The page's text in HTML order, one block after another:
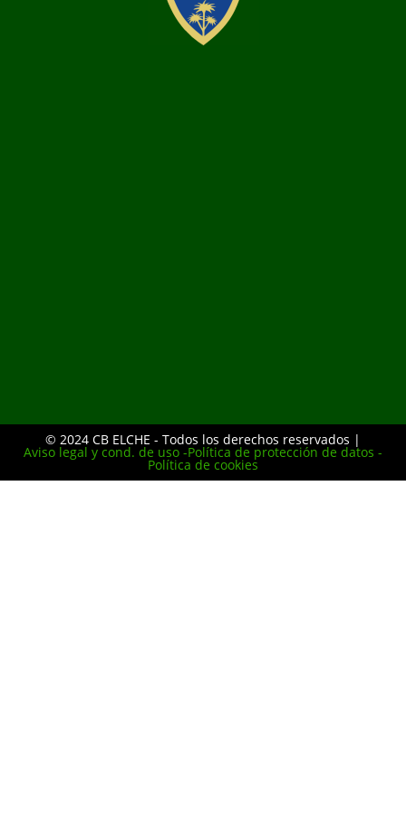
© 2024 CB ELCHE - Todos los derechos reservados |
Aviso legal y cond. de uso -Política de protección de datos -
Política de cookies